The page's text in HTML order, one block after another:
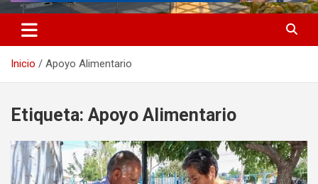
Inicio Apoyo Alimentario
Etiqueta: Apoyo Alimentario